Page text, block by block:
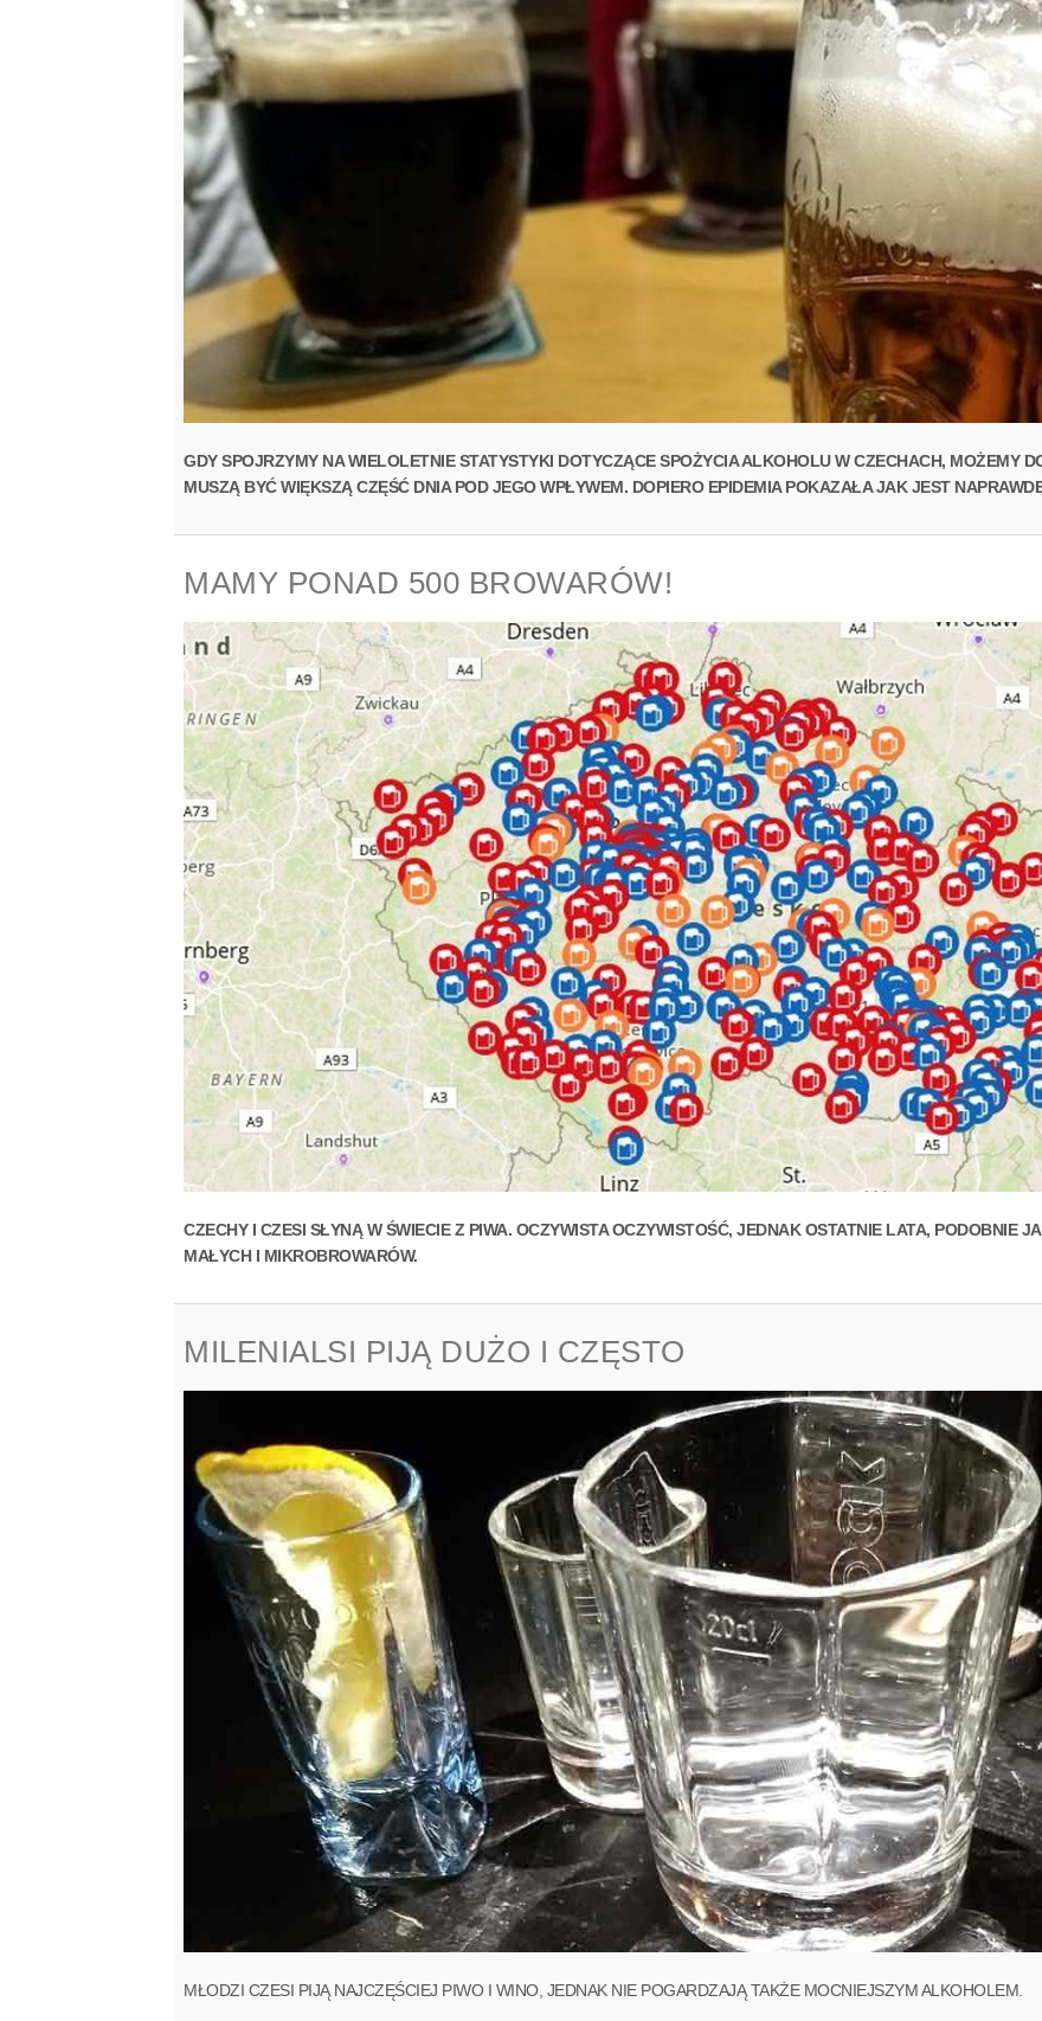
GDY SPOJRZYMY NA WIELOLETNIE STATYSTYKI DOTYCZĄCE SPOŻYCIA ALKOHOLU W CZECHACH, MOŻEMY
MUSZĄ BYĆ WIĘKSZĄ CZĘŚĆ DNIA POD JEGO WPŁYWEM. DOPIERO EPIDEMIA POKAZAŁA JAK JEST
MAMY PONAD 500 BROWARÓW!
CZECHY I CZESI SŁYNĄ W ŚWIECIE Z PIWA. OCZYWISTA OCZYWISTOŚĆ, JEDNAK OSTATNIE LATA, PODOBNIE
MAŁYCH I MIKROBROWARÓW.
MILENIALSI PIJĄ DUŻO I CZĘSTO
MŁODZI CZESI PIJĄ NAJCZĘŚCIEJ PIWO I WINO, JEDNAK NIE POGARDZAJĄ TAKŻE MOCNIEJSZYM ALKOHOLEM.